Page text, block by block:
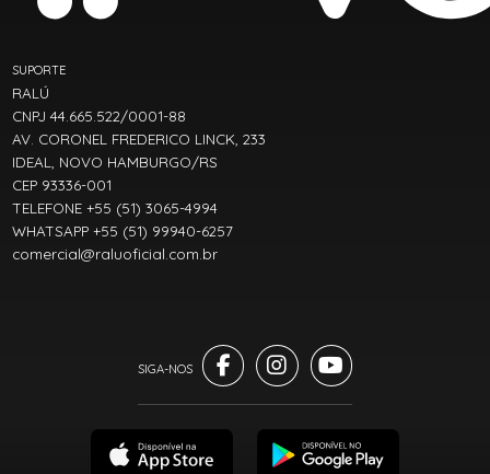
SUPORTE
RALÚ
CNPJ 44.665.522/0001-88
AV. CORONEL FREDERICO LINCK, 233
IDEAL, NOVO HAMBURGO/RS
CEP 93336-001
TELEFONE +55 (51) 3065-4994
WHATSAPP +55 (51) 99940-6257
comercial@raluoficial.com.br